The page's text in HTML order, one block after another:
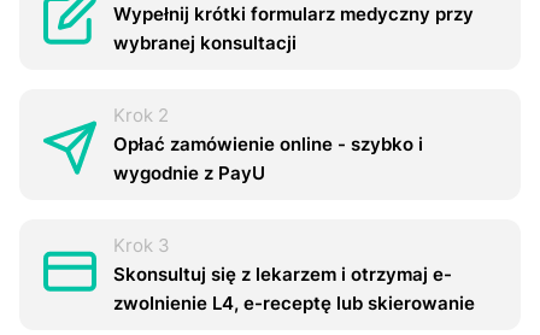
Wypełnij krótki formularz medyczny przy
wybranej konsultacji
Krok 2
Opłać zamówienie online - szybko i
wygodnie z PayU
Krok 3
Skonsultuj się z lekarzem i otrzymaj e-
zwоInіenіе L4, e-rесерtę lub skierowanie